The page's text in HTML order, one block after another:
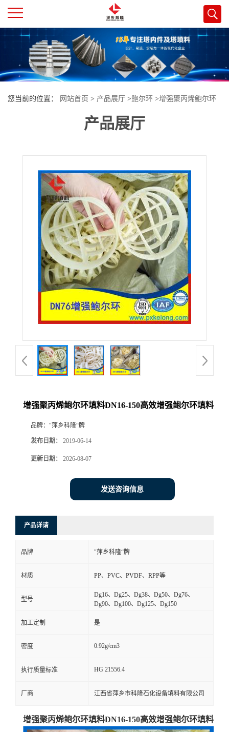
公
司
产
品
展
誉
联
系
您当前的位置： 网站首页 > 产品展厅 >鲍尔环 >增强聚丙烯鲍尔环
填料DN16-150高效增强鲍尔环填料产品展厅
增强聚丙烯鲍尔环填料DN16-150高效增强鲍尔环填料
品牌： "萍乡科隆“牌
发布日期： 2019-06-14
更新日期： 2026-08-07
发送咨询信息
产品详请
品牌 "萍乡科隆“牌
材质 PP、PVC、PVDF、RPP等
型号
Dg16、Dg25、Dg38、Dg50、Dg76、
Dg90、Dg100、Dg125、Dg150
加工定制 是
密度 0.92g/cm3
执行质量标准 HG 21556.4
厂商 江西省萍乡市科隆石化设备填料有限公司
增强聚丙烯鲍尔环填料DN16-150高效增强鲍尔环填料